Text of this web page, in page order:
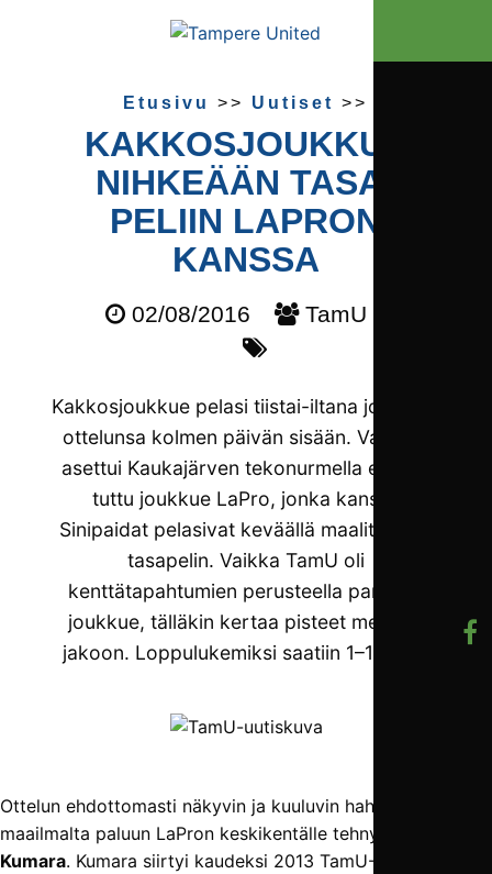
Etusivu >> Uutiset >>
KAKKOSJOUKKUE
NIHKEÄÄN TASA­
PELIIN LAPRON
KANSSA
02/08/2016 TamU 2
Kakkosjoukkue pelasi tiistai-iltana jo toisen
ottelunsa kolmen päivän sisään. Vastaan
asettui Kaukajärven tekonurmella erittäin
tuttu joukkue LaPro, jonka kanssa
Sinipaidat pelasivat keväällä maalittoman
tasapelin. Vaikka TamU oli
kenttätapahtumien perusteella parempi
joukkue, tälläkin kertaa pisteet menivät
jakoon. Loppulukemiksi saatiin 1–1 (0–1).
Ottelun ehdottomasti näkyvin ja kuuluvin hahmo oli
maailmalta paluun LaPron keskikentälle tehnyt
Kumara. Kumara siirtyi kaudeksi 2013 TamU-K:hon useiden